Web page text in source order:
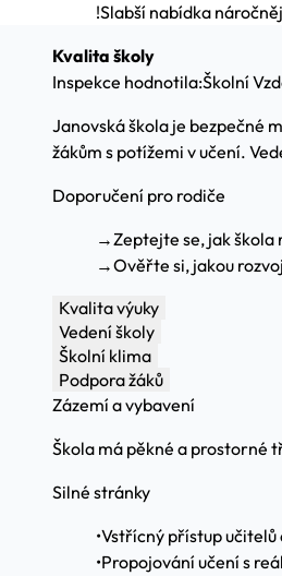
!Slabší nabídka
Kvalita školy
Inspekce hodnotila:Školní
Janovská škola je bezpečné
žákům s potížemi v učení.
Doporučení pro rodiče
→Zeptejte se, jak škola
→Ověřte si, jakou
Kvalita výuky
Vedení školy
Školní klima
Podpora žáků
Zázemí a vybavení
Škola má pěkné a prostorné
Silné stránky
•Vstřícný přístup učitelů
•Propojování učení s